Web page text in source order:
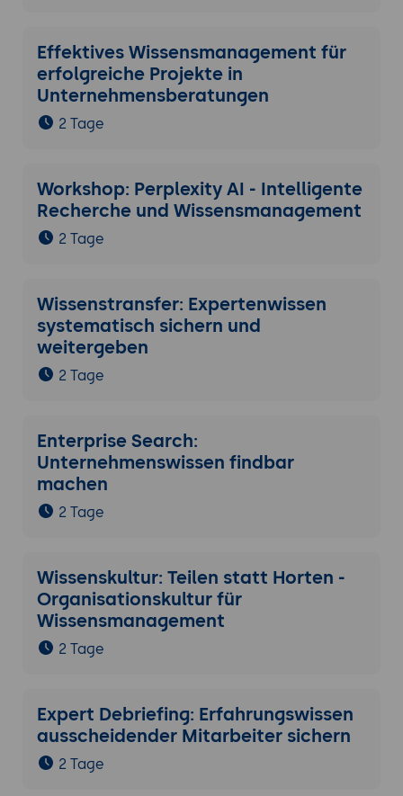
Effektives Wissensmanagement für
erfolgreiche Projekte in
Unternehmensberatungen
2 Tage
Workshop: Perplexity AI - Intelligente
Recherche und Wissensmanagement
2 Tage
Wissenstransfer: Expertenwissen
systematisch sichern und
weitergeben
2 Tage
Enterprise Search:
Unternehmenswissen findbar
machen
2 Tage
Wissenskultur: Teilen statt Horten -
Organisationskultur für
Wissensmanagement
2 Tage
Expert Debriefing: Erfahrungswissen
ausscheidender Mitarbeiter sichern
2 Tage